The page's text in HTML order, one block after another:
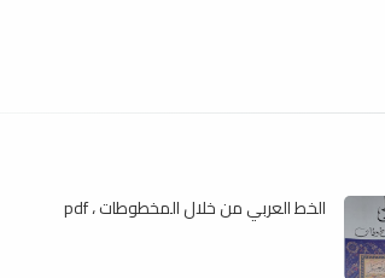
الخط العربي من خلال المخطوطات ، pdf